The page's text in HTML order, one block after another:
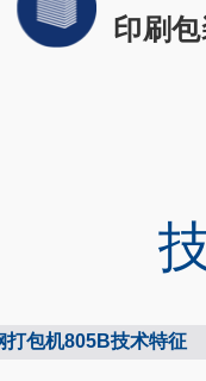
印刷
包机805B技术特征